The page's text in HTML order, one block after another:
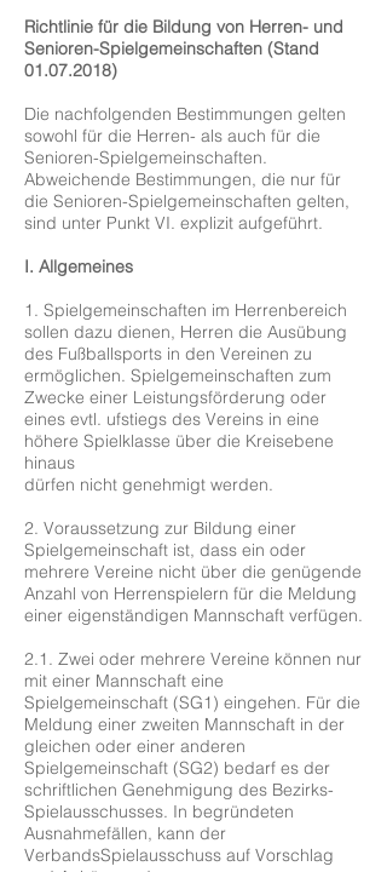
Richtlinie für die Bildung von Herren- und
Senioren-Spielgemeinschaften (Stand
01.07.2018)
Die nachfolgenden Bestimmungen gelten
sowohl für die Herren- als auch für die
Senioren-Spielgemeinschaften.
Abweichende Bestimmungen, die nur für
die Senioren-Spielgemeinschaften gelten,
sind unter Punkt VI. explizit aufgeführt.
I. Allgemeines
1. Spielgemeinschaften im Herrenbereich
sollen dazu dienen, Herren die Ausübung
des Fußballsports in den Vereinen zu
ermöglichen. Spielgemeinschaften zum
Zwecke einer Leistungsförderung oder
eines evtl. ufstiegs des Vereins in eine
höhere Spielklasse über die Kreisebene
hinaus
dürfen nicht genehmigt werden.
2. Voraussetzung zur Bildung einer
Spielgemeinschaft ist, dass ein oder
mehrere Vereine nicht über die genügende
Anzahl von Herrenspielern für die Meldung
einer eigenständigen Mannschaft verfügen.
2.1. Zwei oder mehrere Vereine können nur
mit einer Mannschaft eine
Spielgemeinschaft (SG1) eingehen. Für die
Meldung einer zweiten Mannschaft in der
gleichen oder einer anderen
Spielgemeinschaft (SG2) bedarf es der
schriftlichen Genehmigung des Bezirks-
Spielausschusses. In begründeten
Ausnahmefällen, kann der
VerbandsSpielausschuss auf Vorschlag